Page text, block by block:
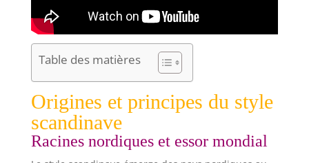
Table des matières
Origines et principes du style
scandinave
Racines nordiques et essor mondial